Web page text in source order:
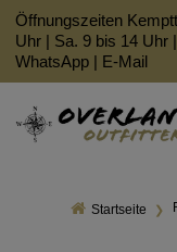
Öffnungszeiten
Uhr | Sa. 9 bis 14 Uhr |
WhatsApp | E-Mail
Startseite